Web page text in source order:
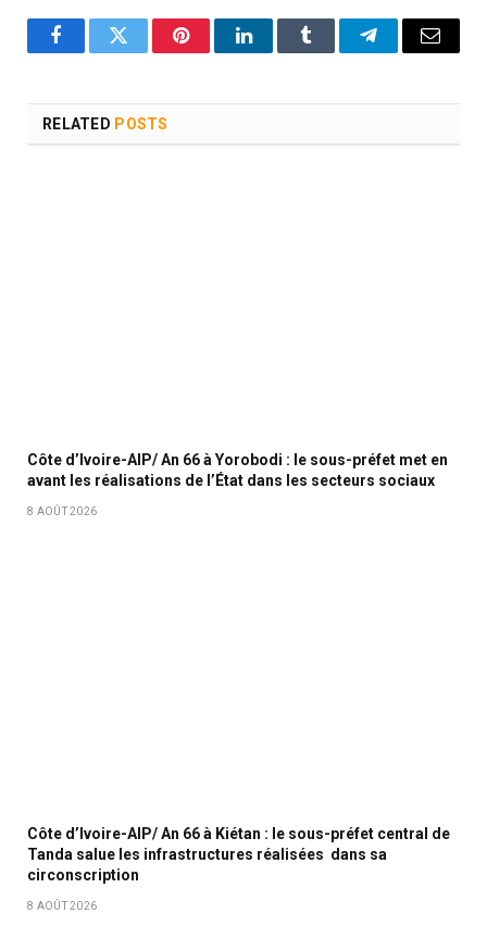
FacebookTwitter PinterestLinkedInTumblr TelegramEmail
RELATED POSTS
Côte d’Ivoire-AIP/ An 66 à Yorobodi : le sous-préfet met en
avant les réalisations de l’État dans les secteurs sociaux
8 AOÛT 2026
Côte d’Ivoire-AIP/ An 66 à Kiétan : le sous-préfet central de
Tanda salue les infrastructures réalisées dans sa
circonscription
8 AOÛT 2026